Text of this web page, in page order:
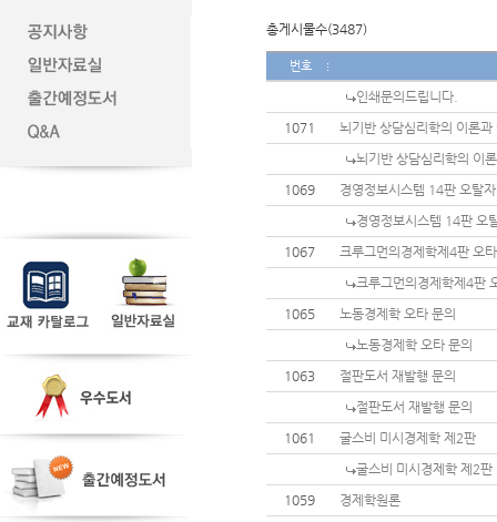
총게시물수(3487)
번호
인쇄문의드립니다.
1071
뇌기반 상담심리학의 이론
뇌기반 상담심리학의 이
1069
경영정보시스템 14판 오탈자
경영정보시스템 14판 오
1067
크루그먼의경제학제4판 오
크루그먼의경제학제4판
1065
노동경제학 오타 문의
노동경제학 오타 문의
1063
절판도서 재발행 문의
절판도서 재발행 문의
1061
굴스비 미시경제학 제2판
굴스비 미시경제학 제2판
1059
경제학원론